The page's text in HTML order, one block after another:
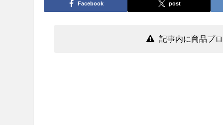
Facebook post
記事内に商品プ